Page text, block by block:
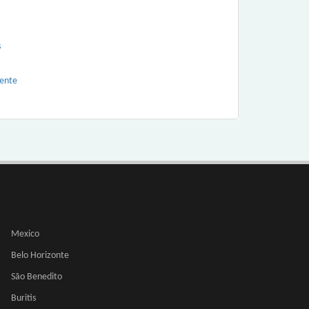
Mexico
Belo Horizonte
São Benedito
Buritis